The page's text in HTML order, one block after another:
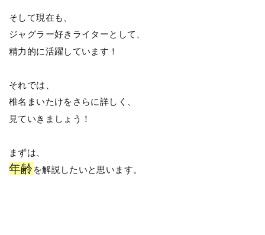
そして現在も、
ジャグラー好きライターとして、
精力的に活躍しています！
それでは、
椎名まいたけをさらに詳しく、
見ていきましょう！
まずは、
年齢 を解説したいと思います。